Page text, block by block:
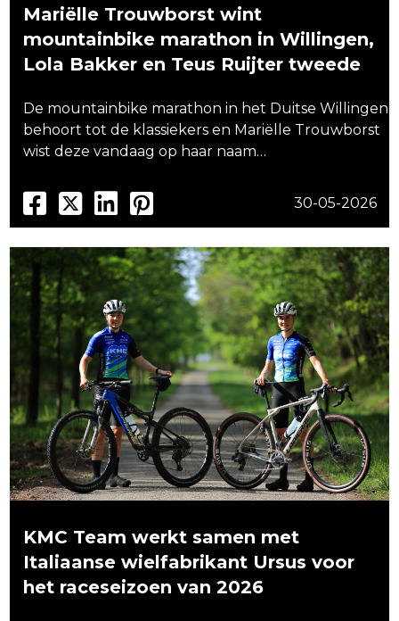
Mariëlle Trouwborst wint
mountainbike marathon in Willingen,
Lola Bakker en Teus Ruijter tweede
De mountainbike marathon in het Duitse Willingen
behoort tot de klassiekers en Mariëlle Trouwborst
wist deze vandaag op haar naam…
30-05-2026
KMC Team werkt samen met
Italiaanse wielfabrikant Ursus voor
het raceseizoen van 2026